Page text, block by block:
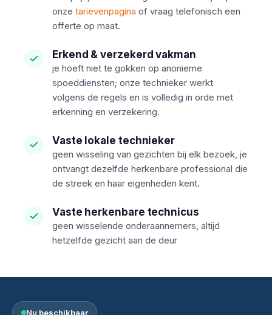
onze tarievenpagina of vraag telefonisch een
offerte op maat.
Erkend & verzekerd vakman
je hoeft niet te gokken op anonieme
spoeddiensten; onze technieker werkt
volgens de regels en is volledig in orde met
erkenning en verzekering.
Vaste lokale technieker
geen wisseling van gezichten bij elk bezoek, je
ontvangt dezelfde herkenbare professional die
de streek en haar eigenheden kent.
Vaste herkenbare technicus
geen wisselende onderaannemers, altijd
hetzelfde gezicht aan de deur
Nu beschikbaar